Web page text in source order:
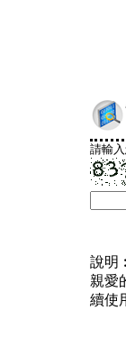
請輸
說明︰
親愛
續使